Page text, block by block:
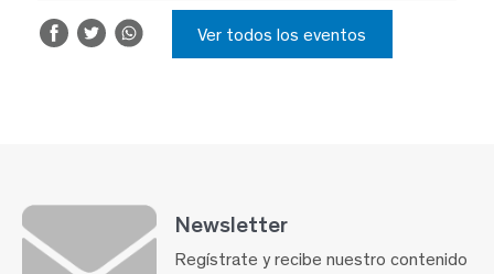
Ver todos los eventos
Newsletter
Regístrate y recibe nuestro contenido